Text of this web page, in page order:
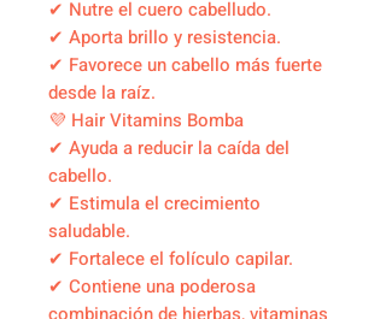
✔ Nutre el cuero cabelludo.
✔ Aporta brillo y resistencia.
✔ Favorece un cabello más fuerte
desde la raíz.
💜 Hair Vitamins Bomba
✔ Ayuda a reducir la caída del
cabello.
✔ Estimula el crecimiento
saludable.
✔ Fortalece el folículo capilar.
✔ Contiene una poderosa